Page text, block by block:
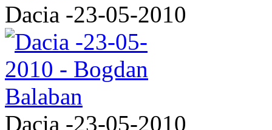
Dacia -23-05-2010
Dacia -23-05-2010